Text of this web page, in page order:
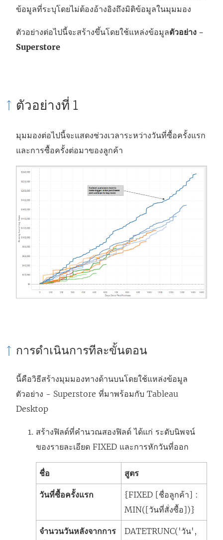
ข้อมูลที่ระบุโดยไม่ต้องอ้างอิงถึงมิติข้อมูลในมุมมอง
ตัวอย่างต่อไปนี้จะสร้างขึ้นโดยใช้แหล่งข้อมูลตัวอย่าง -
Superstore
ตัวอย่างที่ 1
มุมมองต่อไปนี้จะแสดงช่วงเวลาระหว่างวันที่ซื้อครั้งแรก
และการซื้อครั้งต่อมาของลูกค้า
การดำเนินการทีละขั้นตอน
นี้คือวิธีสร้างมุมมองทางด้านบนโดยใช้แหล่งข้อมูล
ตัวอย่าง - Superstore ที่มาพร้อมกับ Tableau
Desktop
สร้างฟิลด์ที่คำนวณสองฟิลด์ ได้แก่ ระดับนิพจน์
ของรายละเอียด FIXED และการหักวันที่ออก
ชื่อ สูตร
วันที่ซื้อครั้งแรก
{FIXED [ชื่อลูกค้า] :
MIN([วันที่สั่งซื้อ])}
จำนวนวันหลังจากการ
DATETRUNC('วัน',